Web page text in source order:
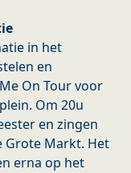
in het
en
On Tour voor
Om 20u
en zingen
Grote Markt. Het
erna op het